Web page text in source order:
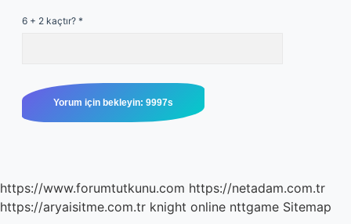
6 + 2 kaçtır? *
https://www.forumtutkunu.com https://netadam.com.tr
https://aryaisitme.com.tr knight online nttgame Sitemap